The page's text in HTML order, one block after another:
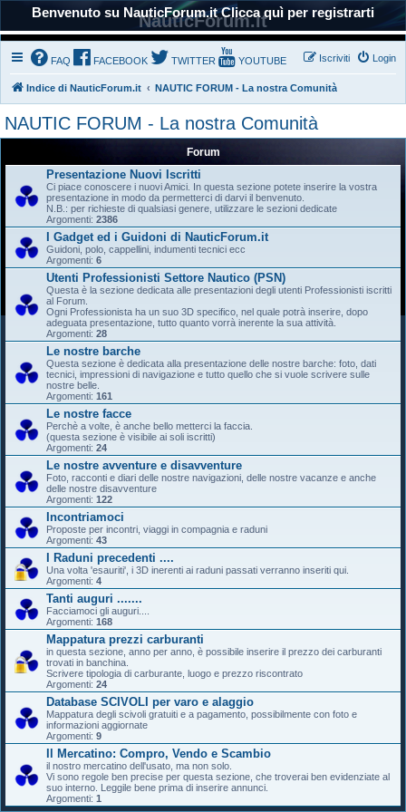
Benvenuto su NauticForum.it Clicca quì per registrarti
NauticForum.it
FAQ FACEBOOK TWITTER YOUTUBE Login
Iscriviti
Indice di NauticForum.it NAUTIC FORUM - La nostra Comunità
NAUTIC FORUM - La nostra Comunità
Forum
Presentazione Nuovi Iscritti
Ci piace conoscere i nuovi Amici. In questa sezione potete inserire la vostra
presentazione in modo da permetterci di darvi il benvenuto.
N.B.: per richieste di qualsiasi genere, utilizzare le sezioni dedicate
Argomenti: 2386
I Gadget ed i Guidoni di NauticForum.it
Guidoni, polo, cappellini, indumenti tecnici ecc
Argomenti: 6
Utenti Professionisti Settore Nautico (PSN)
Questa è la sezione dedicata alle presentazioni degli utenti Professionisti iscritti
al Forum.
Ogni Professionista ha un suo 3D specifico, nel quale potrà inserire, dopo
adeguata presentazione, tutto quanto vorrà inerente la sua attività.
Argomenti: 28
Le nostre barche
Questa sezione è dedicata alla presentazione delle nostre barche: foto, dati
tecnici, impressioni di navigazione e tutto quello che si vuole scrivere sulle
nostre belle.
Argomenti: 161
Le nostre facce
Perchè a volte, è anche bello metterci la faccia.
(questa sezione è visibile ai soli iscritti)
Argomenti: 24
Le nostre avventure e disavventure
Foto, racconti e diari delle nostre navigazioni, delle nostre vacanze e anche
delle nostre disavventure
Argomenti: 122
Incontriamoci
Proposte per incontri, viaggi in compagnia e raduni
Argomenti: 43
I Raduni precedenti ....
Una volta 'esauriti', i 3D inerenti ai raduni passati verranno inseriti qui.
Argomenti: 4
Tanti auguri .......
Facciamoci gli auguri....
Argomenti: 168
Mappatura prezzi carburanti
in questa sezione, anno per anno, è possibile inserire il prezzo dei carburanti
trovati in banchina.
Scrivere tipologia di carburante, luogo e prezzo riscontrato
Argomenti: 24
Database SCIVOLI per varo e alaggio
Mappatura degli scivoli gratuiti e a pagamento, possibilmente con foto e
informazioni aggiornate
Argomenti: 9
Il Mercatino: Compro, Vendo e Scambio
il nostro mercatino dell'usato, ma non solo.
Vi sono regole ben precise per questa sezione, che troverai ben evidenziate al
suo interno. Leggile bene prima di inserire annunci.
Argomenti: 1